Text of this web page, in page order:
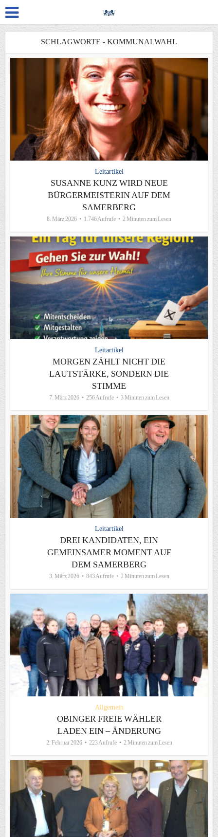
SCHLAGWORTE - KOMMUNALWAHL
Leitartikel
SUSANNE KUNZ WIRD NEUE
BÜRGERMEISTERIN AUF DEM
SAMERBERG
8. März 2026 1.746 Aufrufe 2 Minuten zum Lesen
Leitartikel
MORGEN ZÄHLT NICHT DIE
LAUTSTÄRKE, SONDERN DIE
STIMME
7. März 2026 256 Aufrufe 3 Minuten zum Lesen
Leitartikel
DREI KANDIDATEN, EIN
GEMEINSAMER MOMENT AUF
DEM SAMERBERG
3. März 2026 843 Aufrufe 2 Minuten zum Lesen
Allgemein
OBINGER FREIE WÄHLER
LADEN EIN – ÄNDERUNG
2. Februar 2026 223 Aufrufe 2 Minuten zum Lesen